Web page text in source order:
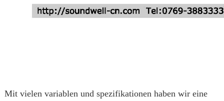
Mit vielen variablen und spezifikationen haben wir eine